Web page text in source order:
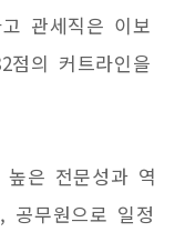
관세직은 이보
의 커트라인을
은 전문성과 역
공무원으로 일정